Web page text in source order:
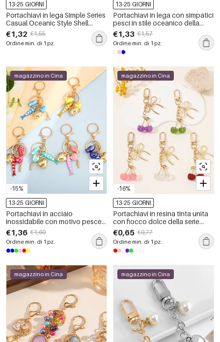
13-25 GIORNI
Portachiavi in lega Simple Series
Casual Oceanic Style Shell
Starfish
€1,32 €1,55
Ordine min. di 1 pz.
13-25 GIORNI
Portachiavi in lega con simpatici
pesci in stile oceanico della
serie Simple.
€1,33 €1,57
Ordine min. di 1 pz.
-15%
magazzino in Cina
13-25 GIORNI
Portachiavi in acciaio
inossidabile con motivo pesce
stile oceanico e cuore casual
della serie Ethnic.
€1,36 €1,60
Ordine min. di 1 pz.
-16%
magazzino in Cina
13-25 GIORNI
Portachiavi in resina tinta unita
con fiocco dolce della serie
Simple, colore ciliegia.
€0,65 €0,77
Ordine min. di 1 pz.
magazzino in Cina magazzino in Cina